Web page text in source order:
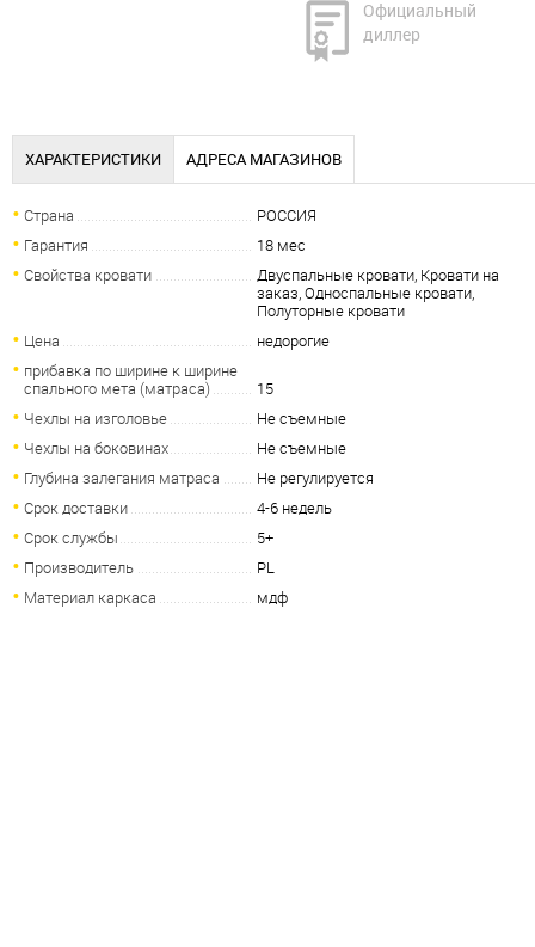
Официальный
диллер
ХАРАКТЕРИСТИКИ АДРЕСА МАГАЗИНОВ
Страна
РОССИЯ
Гарантия
18 мес
Свойства кровати
Двуспальные кровати, Кровати на
заказ, Односпальные кровати,
Полуторные кровати
Цена
недорогие
прибавка по ширине к ширине
спального мета (матраса)
15
Чехлы на изголовье
Не съемные
Чехлы на боковинах
Не съемные
Глубина залегания матраса
Не регулируется
Срок доставки
4-6 недель
Срок службы
5+
Производитель
PL
Материал каркаса
мдф